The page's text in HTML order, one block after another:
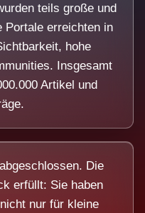
teils große und
Portale erreichten in
hohe
Insgesamt
Artikel und
Die
erfüllt: Sie haben
nur für kleine